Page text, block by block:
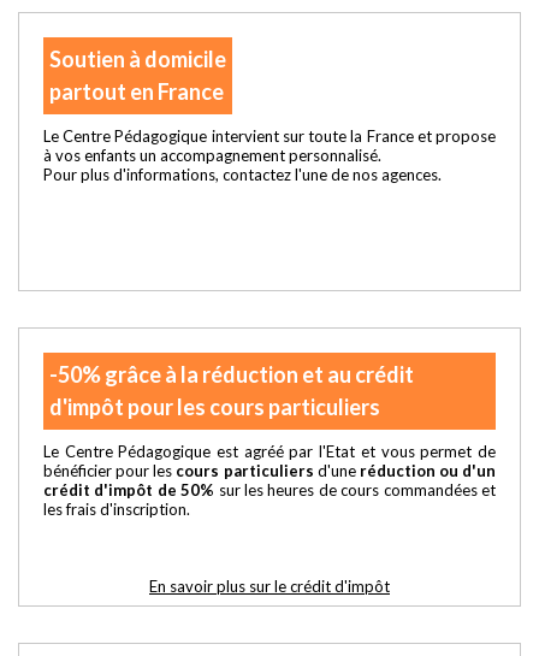
Soutien à domicile
partout en France
Le Centre Pédagogique intervient sur toute la France et propose
à vos enfants un accompagnement personnalisé.
Pour plus d'informations, contactez l'une de nos agences.
-50% grâce à la réduction et au crédit
d'impôt pour les cours particuliers
Le Centre Pédagogique est agréé par l'Etat et vous permet de
bénéficier pour les cours particuliers d'une réduction ou d'un
crédit d'impôt de 50% sur les heures de cours commandées et
les frais d'inscription.
En savoir plus sur le crédit d'impôt